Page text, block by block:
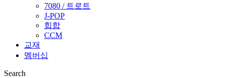
7080 / 트로트
J-POP
힙합
CCM
교재
멤버십
Search